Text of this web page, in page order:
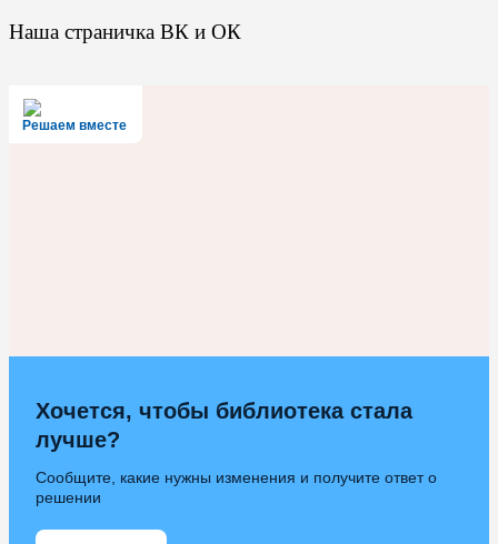
Наша страничка ВК и ОК
Решаем вместе
Хочется, чтобы библиотека стала
лучше?
Сообщите, какие нужны изменения и получите ответ о
решении